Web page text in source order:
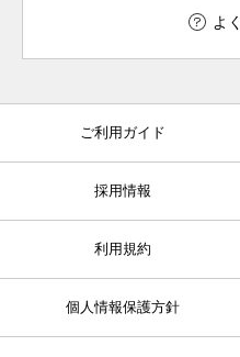
よ
ご利用ガイド
採用情報
利用規約
個人情報保護方針